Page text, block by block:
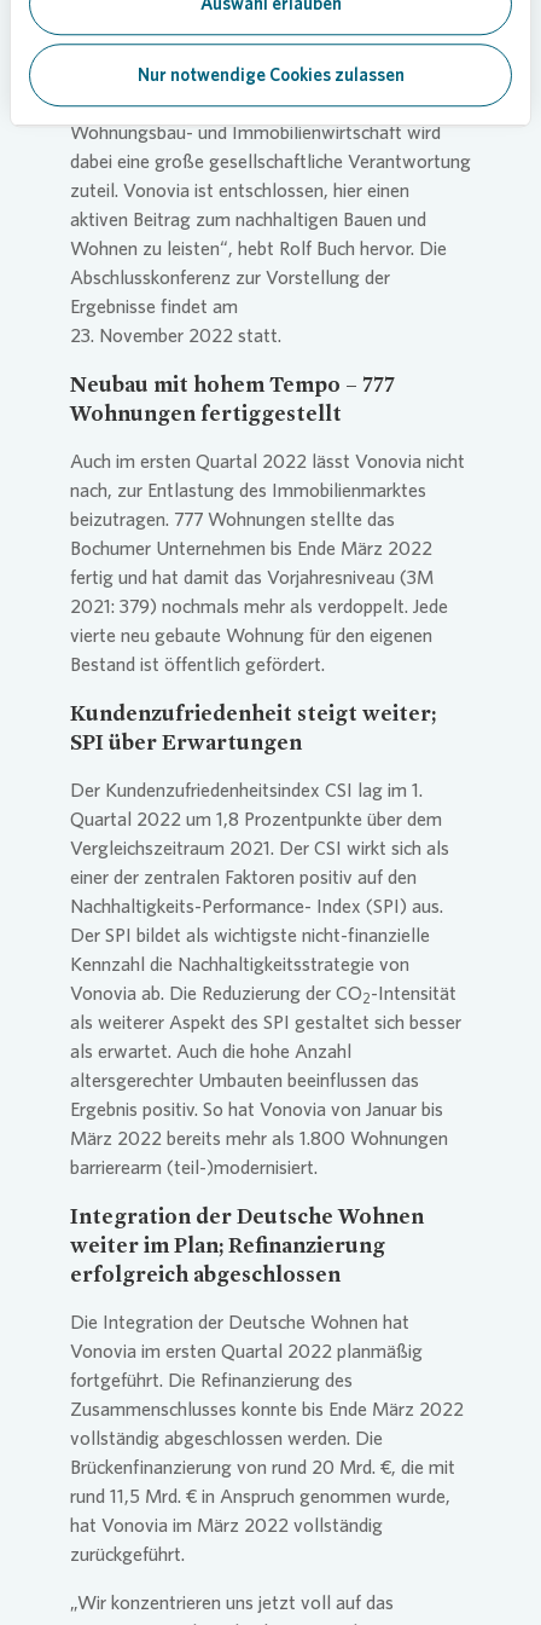
Nur notwendige Cookies zulassen
entwickeln. „Ein klimaneutraler Gebäudebestand
ist nur möglich, wenn wir verantwortungsvoll
bauen und nachhaltige, ressourcenschonende
Baustoffe verwenden. Der gesamten
Wohnungsbau- und Immobilienwirtschaft wird
dabei eine große gesellschaftliche Verantwortung
zuteil. Vonovia ist entschlossen, hier einen
aktiven Beitrag zum nachhaltigen Bauen und
Wohnen zu leisten“, hebt Rolf Buch hervor. Die
Abschlusskonferenz zur Vorstellung der
Ergebnisse findet am
23. November 2022 statt.
Neubau mit hohem Tempo – 777
Wohnungen fertiggestellt
Auch im ersten Quartal 2022 lässt Vonovia nicht
nach, zur Entlastung des Immobilienmarktes
beizutragen. 777 Wohnungen stellte das
Bochumer Unternehmen bis Ende März 2022
fertig und hat damit das Vorjahresniveau (3M
2021: 379) nochmals mehr als verdoppelt. Jede
vierte neu gebaute Wohnung für den eigenen
Bestand ist öffentlich gefördert.
Kundenzufriedenheit steigt weiter;
SPI über Erwartungen
Der Kundenzufriedenheitsindex CSI lag im 1.
Quartal 2022 um 1,8 Prozentpunkte über dem
Vergleichszeitraum 2021. Der CSI wirkt sich als
einer der zentralen Faktoren positiv auf den
Nachhaltigkeits-Performance- Index (SPI) aus.
Der SPI bildet als wichtigste nicht-finanzielle
Kennzahl die Nachhaltigkeitsstrategie von
Vonovia ab. Die Reduzierung der CO2-Intensität
als weiterer Aspekt des SPI gestaltet sich besser
als erwartet. Auch die hohe Anzahl
altersgerechter Umbauten beeinflussen das
Ergebnis positiv. So hat Vonovia von Januar bis
März 2022 bereits mehr als 1.800 Wohnungen
barrierearm (teil-)modernisiert.
Integration der Deutsche Wohnen
weiter im Plan; Refinanzierung
erfolgreich abgeschlossen
Die Integration der Deutsche Wohnen hat
Vonovia im ersten Quartal 2022 planmäßig
fortgeführt. Die Refinanzierung des
Zusammenschlusses konnte bis Ende März 2022
vollständig abgeschlossen werden. Die
Brückenfinanzierung von rund 20 Mrd. €, die mit
rund 11,5 Mrd. € in Anspruch genommen wurde,
hat Vonovia im März 2022 vollständig
zurückgeführt.
„Wir konzentrieren uns jetzt voll auf das